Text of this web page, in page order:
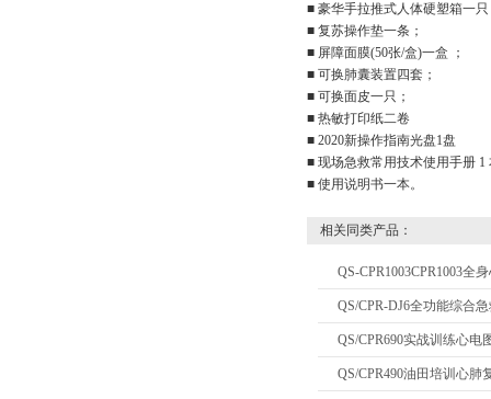
■ 豪华手拉推式人体硬塑箱一
■ 复苏操作垫一条；
■ 屏障面膜(50张/盒)一盒 ；
■ 可换肺囊装置四套；
■ 可换面皮一只；
■ 热敏打印纸二卷
■ 2020新操作指南光盘1盘
■ 现场急救常用技术使用手册
■ 使用说明书一本。
相关同类产品：
QS-CPR1003CPR1003全
QS/CPR-DJ6全功能综合
QS/CPR690实战训练心电
QS/CPR490油田培训心肺